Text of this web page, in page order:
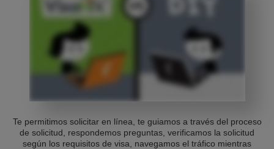
Te permitimos solicitar en línea, te guiamos a través del proceso
de solicitud, respondemos preguntas, verificamos la solicitud
según los requisitos de visa, navegamos el tráfico mientras